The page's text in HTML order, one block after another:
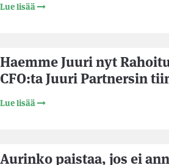
Lue lisää
Haemme Juuri nyt
CFO:ta Juuri Partnersin
Lue lisää
Aurinko paistaa, jos ei